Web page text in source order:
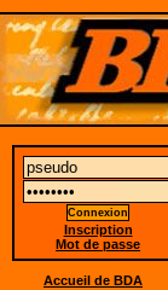
Inscription
Mot de passe
Accueil de BDA